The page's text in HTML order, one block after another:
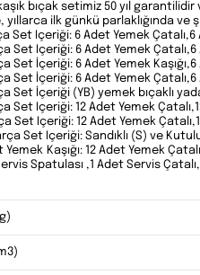
bıçak setimiz 50 yıl
yıllarca ilk günkü parlaklığında ve
Set Içeriği: 6 Adet Yemek Çatalı,6
Set Içeriği: 6 Adet Yemek Çatalı,6
Set İçeriği: 6 Adet Yemek
Set İçeriği: 6 Adet Yemek Çatalı,6
Set İçeriği (YB) yemek bıçaklı
Set Içeriği: 12 Adet Yemek
Set Içeriği: 12 Adet Yemek
Set Içeriği: Sandıklı (S) ve
Yemek Kaşığı: 12 Adet Yemek
Spatulası ,1 Adet Servis